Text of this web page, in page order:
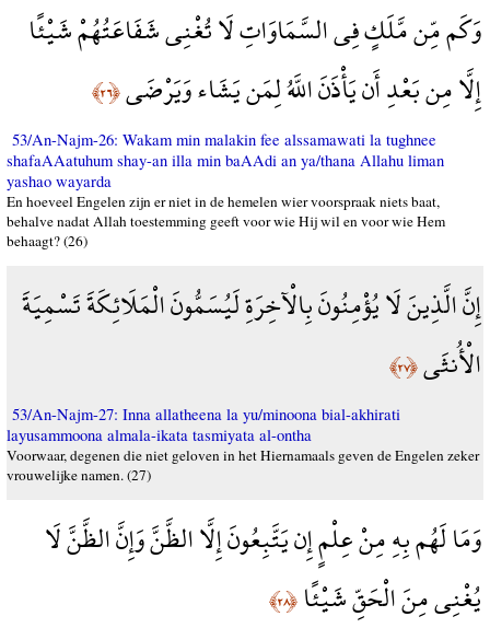
وَكَم مِّن مَّلَكٍ فِي السَّمَاوَاتِ لَا تُغْنِي شَفَاعَتُهُمْ شَيْئًا
إِلَّا مِن بَعْدِ أَن يَأْذَنَ اللَّهُ لِمَن يَشَاء وَيَرْضَى﴿٢٦﴾
53/An-Najm-26: Wakam min malakin fee alssamawati la tughnee
shafaAAatuhum shay-an illa min baAAdi an ya/thana Allahu liman
yashao wayarda
En hoeveel Engelen zijn er niet in de hemelen wier voorspraak niets baat,
behalve nadat Allah toestemming geeft voor wie Hij wil en voor wie Hem
behaagt? (26)
إِنَّ الَّذِينَ لَا يُؤْمِنُونَ بِالْآخِرَةِ لَيُسَمُّونَ الْمَلَائِكَةَ تَسْمِيَةَ
الْأُنثَى﴿٢٧﴾
53/An-Najm-27: Inna allatheena la yu/minoona bial-akhirati
layusammoona almala-ikata tasmiyata al-ontha
Voorwaar, degenen die niet geloven in het Hiernamaals geven de Engelen zeker
vrouwelijke namen. (27)
وَمَا لَهُم بِهِ مِنْ عِلْمٍ إِن يَتَّبِعُونَ إِلَّا الظَّنَّ وَإِنَّ الظَّنَّ لَا
يُغْنِي مِنَ الْحَقِّ شَيْئًا﴿٢٨﴾